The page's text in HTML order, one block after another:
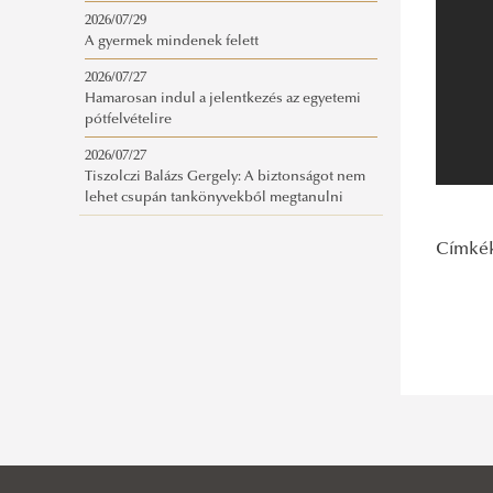
2026/07/29
A gyermek mindenek felett
2026/07/27
Hamarosan indul a jelentkezés az egyetemi
pótfelvételire
2026/07/27
Tiszolczi Balázs Gergely: A biztonságot nem
lehet csupán tankönyvekből megtanulni